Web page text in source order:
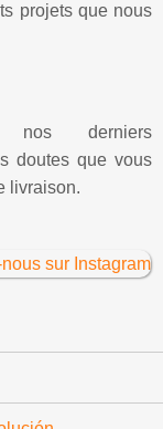
projets que nous
nos derniers
doutes que vous
livraison.